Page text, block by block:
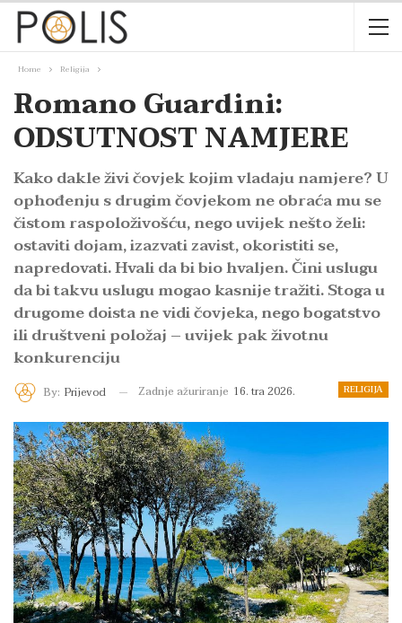
Home Religija
Romano Guardini:
ODSUTNOST NAMJERE
Kako dakle živi čovjek kojim vladaju namjere? U
ophođenju s drugim čovjekom ne obraća mu se
čistom raspoloživošću, nego uvijek nešto želi:
ostaviti dojam, izazvati zavist, okoristiti se,
napredovati. Hvali da bi bio hvaljen. Čini uslugu
da bi takvu uslugu mogao kasnije tražiti. Stoga u
drugome doista ne vidi čovjeka, nego bogatstvo
ili društveni položaj – uvijek pak životnu
konkurenciju
RELIGIJA
By: Prijevod Zadnje ažuriranje 16. tra 2026.